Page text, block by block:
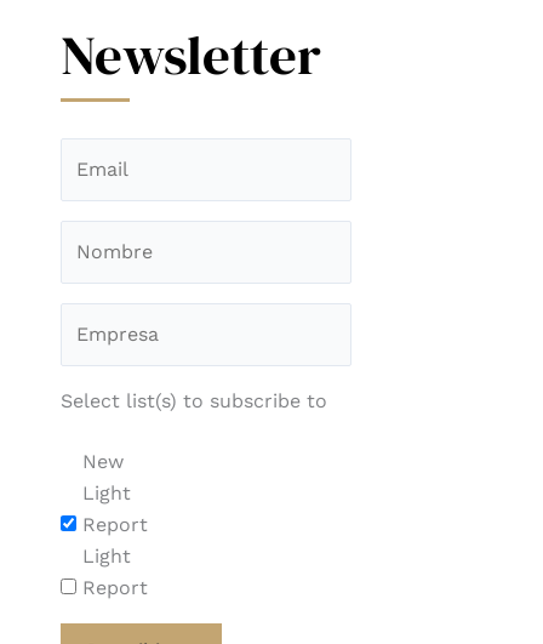
Newsletter
Select list(s) to subscribe to
New
Light
Report
Light
Report